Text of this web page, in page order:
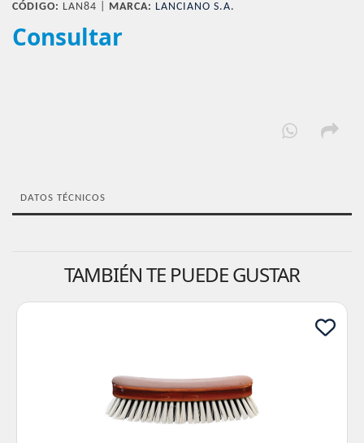
CÓDIGO: LAN84 | MARCA: LANCIANO S.A.
Consultar
DATOS TÉCNICOS
TAMBIÉN TE PUEDE GUSTAR